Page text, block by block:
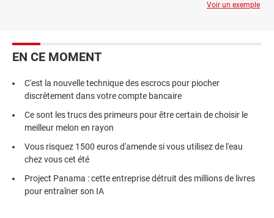
Voir un exemple
EN CE MOMENT
C'est la nouvelle technique des escrocs pour piocher
discrètement dans votre compte bancaire
Ce sont les trucs des primeurs pour être certain de choisir le
meilleur melon en rayon
Vous risquez 1500 euros d'amende si vous utilisez de l'eau
chez vous cet été
Project Panama : cette entreprise détruit des millions de livres
pour entraîner son IA